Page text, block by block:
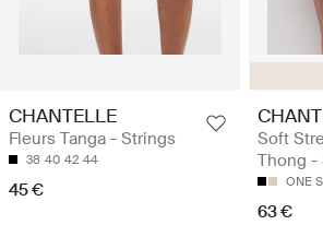
CHANTELLE
Fleurs Tanga - Strings
38 40 42 44
45 €
Soft
Thong -
ONE
63 €